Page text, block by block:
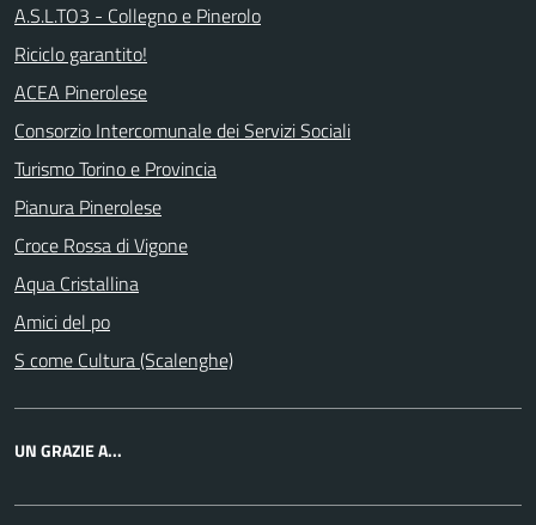
A.S.L.TO3 - Collegno e Pinerolo
Riciclo garantito!
ACEA Pinerolese
Consorzio Intercomunale dei Servizi Sociali
Turismo Torino e Provincia
Pianura Pinerolese
Croce Rossa di Vigone
Aqua Cristallina
Amici del po
S come Cultura (Scalenghe)
UN GRAZIE A...